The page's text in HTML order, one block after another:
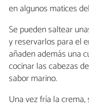
en algunos matices
Se pueden saltear
y reservarlos para el
añaden además una
cocinar las cabezas
sabor marino.
Una vez fría la